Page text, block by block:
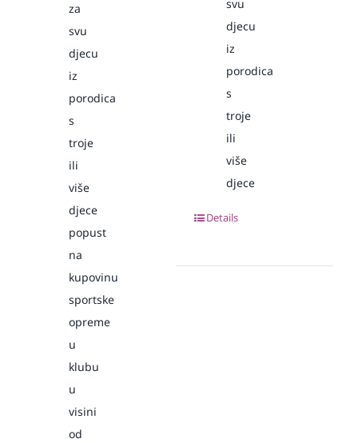
za
svu
djecu
iz
porodica
s
troje
ili
više
djece
popust
na
kupovinu
sportske
opreme
u
klubu
u
visini
od
svu
djecu
iz
porodica
s
troje
ili
više
djece
Details